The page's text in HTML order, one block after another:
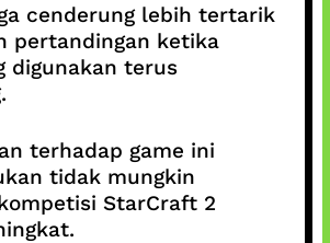
cenderung lebih tertarik
pertandingan ketika
digunakan terus
terhadap game ini
tidak mungkin
StarCraft 2